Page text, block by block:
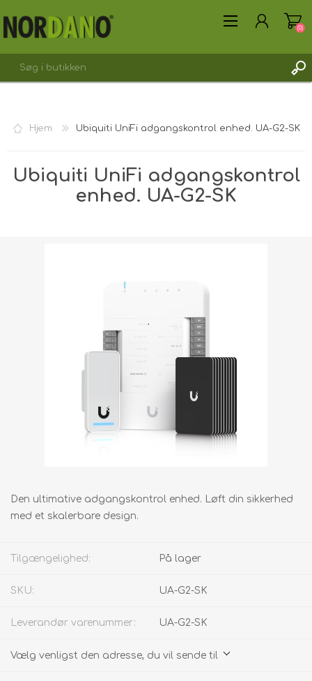
LOGIN
(0)
Hjem Ubiquiti UniFi adgangskontrol enhed. UA-G2-SK
Ubiquiti UniFi adgangskontrol
enhed. UA-G2-SK
Den ultimative adgangskontrol enhed. Løft din sikkerhed
med et skalerbare design.
Tilgængelighed: På lager
SKU: UA-G2-SK
Leverandør varenummer: UA-G2-SK
Vælg venligst den adresse, du vil sende til